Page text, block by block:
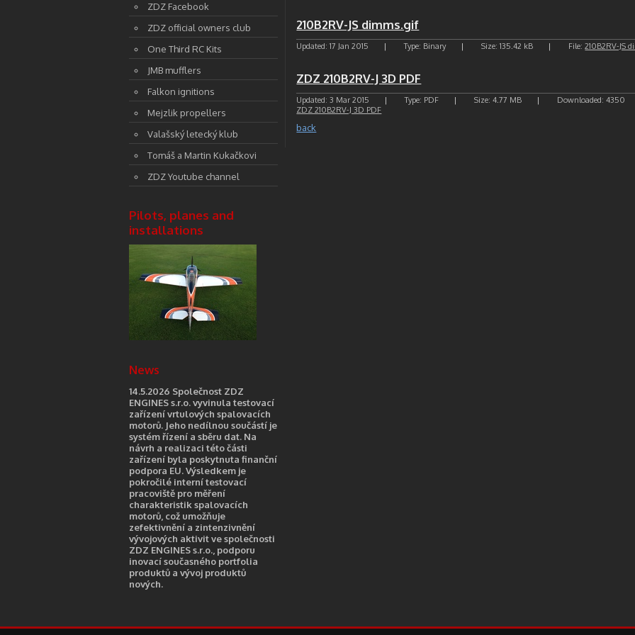
210B2RV-JS dimms.gif
Updated: 17 Jan 2015 | Type: Binary | Size: 135.42 kB | File:210B2RV-JS
ZDZ 210B2RV-J 3D PDF
Updated: 3 Mar 2015 | Type: PDF | Size: 4.77 MB | Downloaded: 4350
ZDZ 210B2RV-J 3D PDF
back
ZDZ Facebook
ZDZ official owners club
One Third RC Kits
JMB mufflers
Falkon ignitions
Mejzlik propellers
Valašský letecký klub
Tomáš a Martin Kukačkovi
ZDZ Youtube channel
Pilots, planes and
installations
News
14.5.2026 Společnost ZDZ
ENGINES s.r.o. vyvinula testovací
zařízení vrtulových spalovacích
motorů. Jeho nedílnou součástí je
systém řízení a sběru dat. Na
návrh a realizaci této části
zařízení byla poskytnuta finanční
podpora EU. Výsledkem je
pokročilé interní testovací
pracoviště pro měření
charakteristik spalovacích
motorů, což umožňuje
zefektivnění a zintenzivnění
vývojových aktivit ve společnosti
ZDZ ENGINES s.r.o., podporu
inovací současného portfolia
produktů a vývoj produktů
nových.